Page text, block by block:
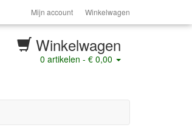
Mijn account Winkelwagen
Winkelwagen
0 artikelen - € 0,00